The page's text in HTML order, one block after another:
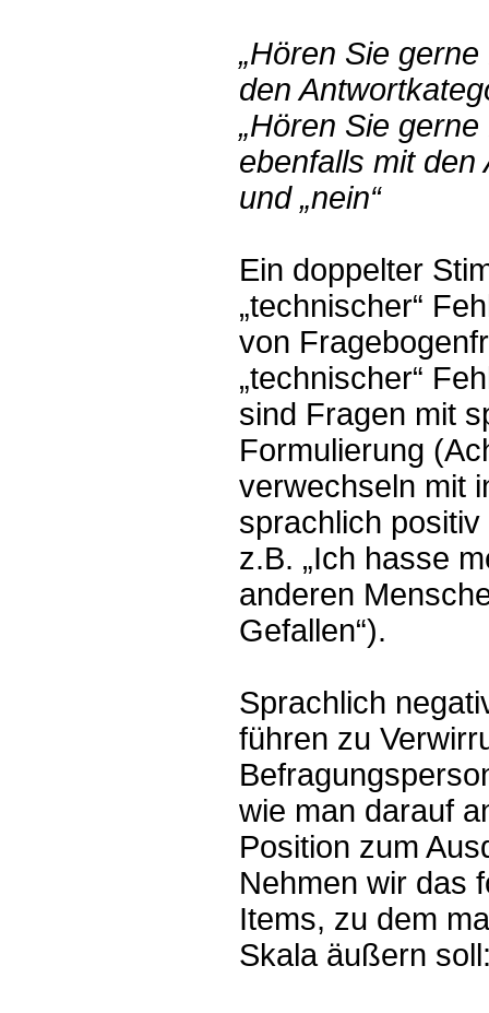
„Hören Sie
den
„Hören Sie
ebenfalls mit den
und „nein“
Ein doppelter
„technischer“
von
„technischer“
sind Fragen mit
Formulierung
verwechseln mit
sprachlich
z.B. „Ich hasse
anderen
Gefallen“).
Sprachlich
führen zu
wie man darauf
Position zum
Nehmen wir das
Items, zu dem
Skala äußern